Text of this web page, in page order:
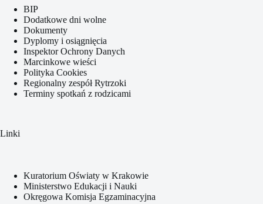
BIP
Dodatkowe dni wolne
Dokumenty
Dyplomy i osiągnięcia
Inspektor Ochrony Danych
Marcinkowe wieści
Polityka Cookies
Regionalny zespół Rytrzoki
Terminy spotkań z rodzicami
Linki
Kuratorium Oświaty w Krakowie
Ministerstwo Edukacji i Nauki
Okręgowa Komisja Egzaminacyjna